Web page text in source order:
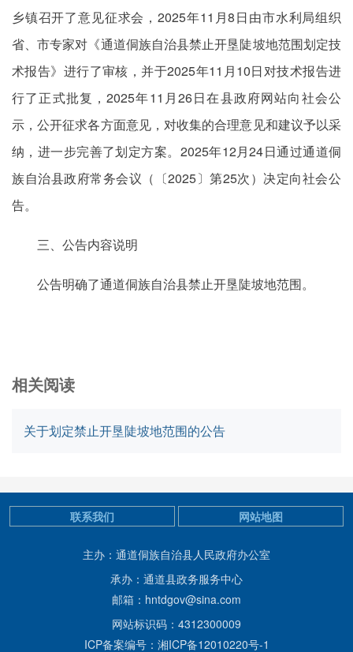
乡镇召开了意见征求会，2025年11月8日由市水利局组织
省、市专家对《通道侗族自治县禁止开垦陡坡地范围划定技
术报告》进行了审核，并于2025年11月10日对技术报告进
行了正式批复，2025年11月26日在县政府网站向社会公
示，公开征求各方面意见，对收集的合理意见和建议予以采
纳，进一步完善了划定方案。2025年12月24日通过通道侗
族自治县政府常务会议（〔2025〕第25次）决定向社会公
告。
三、公告内容说明
公告明确了通道侗族自治县禁止开垦陡坡地范围。
相关阅读
关于划定禁止开垦陡坡地范围的公告
主办：通道侗族自治县人民政府办公室
承办：通道县政务服务中心
邮箱：hntdgov@sina.com
网站标识码：4312300009
ICP备案编号：湘ICP备12010220号-1
联系我们 网站地图